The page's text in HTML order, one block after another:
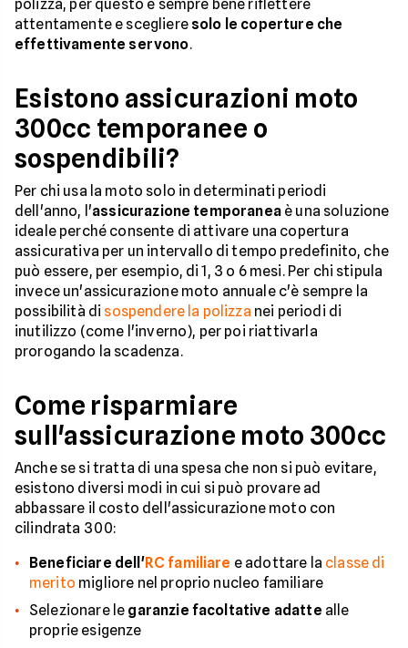
polizza, per questo è sempre bene riflettere
attentamente e scegliere solo le coperture che
effettivamente servono.
Esistono assicurazioni moto
300cc temporanee o
sospendibili?
Per chi usa la moto solo in determinati periodi
dell'anno, l'assicurazione temporaneaè una soluzione
ideale perché consente di attivare una copertura
assicurativa per un intervallo di tempo predefinito, che
può essere, per esempio, di 1, 3 o 6 mesi. Per chi stipula
invece un'assicurazione moto annuale c'è sempre la
possibilità di sospendere la polizza nei periodi di
inutilizzo (come l'inverno), per poi riattivarla
prorogando la scadenza.
Come risparmiare
sull'assicurazione moto 300cc
Anche se si tratta di una spesa che non si può evitare,
esistono diversi modi in cui si può provare ad
abbassare il costo dell'assicurazione moto con
cilindrata 300:
Beneficiare dell'RC familiare e adottare la classe di
merito migliore nel proprio nucleo familiare
Selezionare le garanzie facoltative adatte alle
proprie esigenze